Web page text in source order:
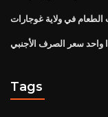
في ولاية غوجارات
واحد سعر الصرف الأجنبي
Tags